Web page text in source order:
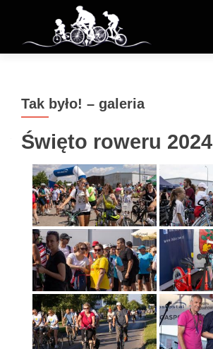
Tak było! – galeria
Święto roweru 2024